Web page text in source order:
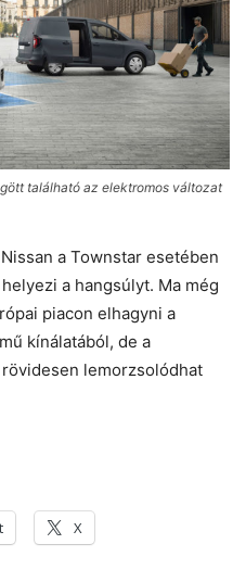
található az elektromos változat
a Townstar esetében
a hangsúlyt. Ma még
piacon elhagyni a
kínálatából, de a
lemorzsolódhat
X